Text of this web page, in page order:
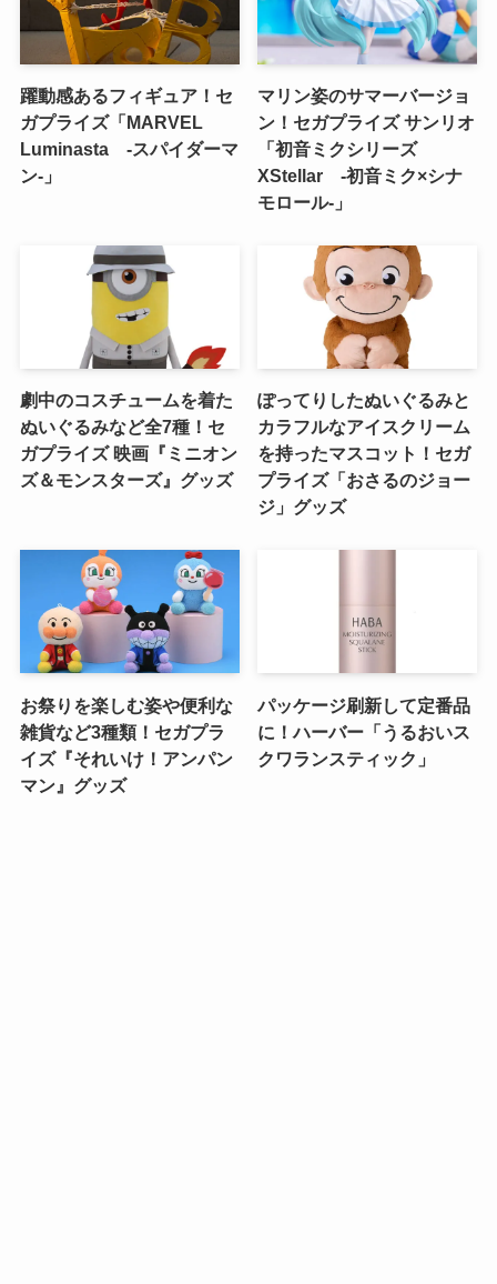
躍動感あるフィギュア！セ
ガプライズ「MARVEL
Luminasta ‐スパイダーマ
ン‐」
マリン姿のサマーバージョ
ン！セガプライズ サンリオ
「初音ミクシリーズ
XStellar ‐初音ミク×シナ
モロール‐」
劇中のコスチュームを着た
ぬいぐるみなど全7種！セ
ガプライズ 映画『ミニオン
ズ＆モンスターズ』グッズ
ぽってりしたぬいぐるみと
カラフルなアイスクリーム
を持ったマスコット！セガ
プライズ「おさるのジョー
ジ」グッズ
お祭りを楽しむ姿や便利な
雑貨など3種類！セガプラ
イズ『それいけ！アンパン
マン』グッズ
パッケージ刷新して定番品
に！ハーバー「うるおいス
クワランスティック」